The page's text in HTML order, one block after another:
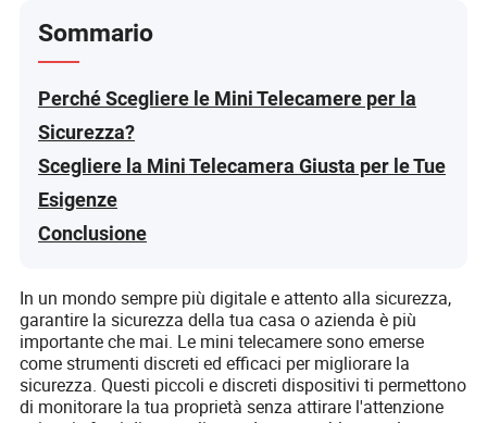
Sommario
Perché Scegliere le Mini Telecamere per la
Sicurezza?
Scegliere la Mini Telecamera Giusta per le Tue
Esigenze
Conclusione
In un mondo sempre più digitale e attento alla sicurezza,
garantire la sicurezza della tua casa o azienda è più
importante che mai. Le mini telecamere sono emerse
come strumenti discreti ed efficaci per migliorare la
sicurezza. Questi piccoli e discreti dispositivi ti permettono
di monitorare la tua proprietà senza attirare l'attenzione